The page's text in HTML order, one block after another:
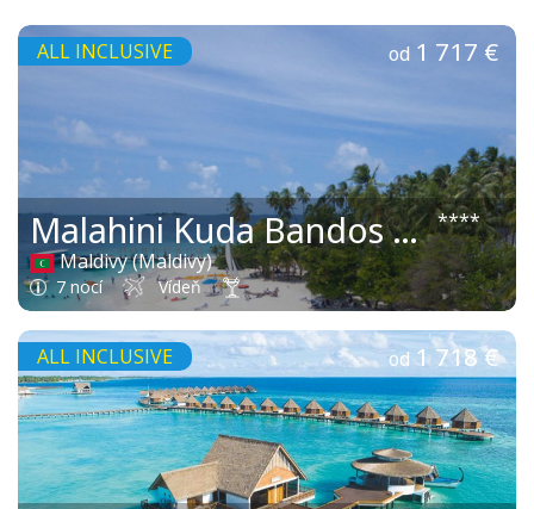
ALL INCLUSIVE
Malahini Kuda Bandos Resort
****
Maldivy (Maldivy)
7 nocí Vídeň
od 1 717 €
ALL INCLUSIVE od 1 718 €